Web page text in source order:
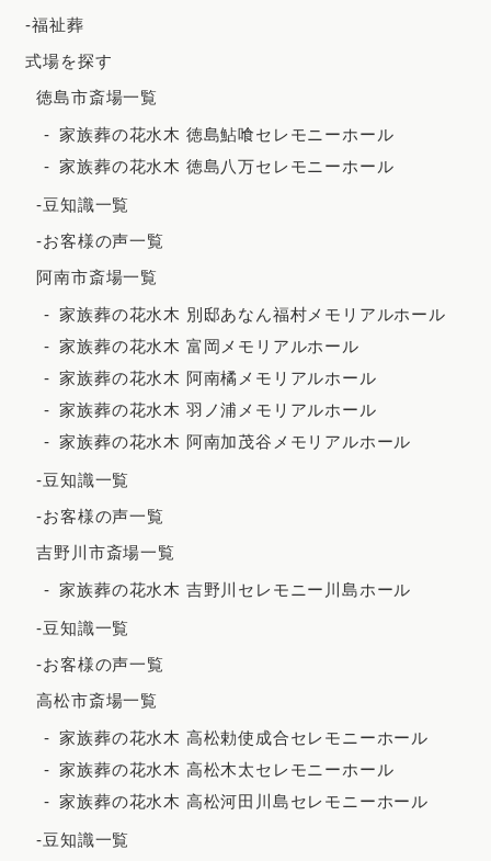
2023年11月
2023年10月
2023年9月
2023年8月
2023年7月
2023年6月
2023年3月
2023年2月
2023年1月
2022年12月
2022年5月
2022年4月
2022年3月
2022年2月
2021年12月
2021年11月
-福祉葬
式場を探す
徳島市斎場一覧
家族葬の花水木 徳島鮎喰セレモニーホール
家族葬の花水木 徳島八万セレモニーホール
-豆知識一覧
-お客様の声一覧
阿南市斎場一覧
家族葬の花水木 別邸あなん福村メモリアルホール
家族葬の花水木 富岡メモリアルホール
家族葬の花水木 阿南橘メモリアルホール
家族葬の花水木 羽ノ浦メモリアルホール
家族葬の花水木 阿南加茂谷メモリアルホール
-豆知識一覧
-お客様の声一覧
吉野川市斎場一覧
家族葬の花水木 吉野川セレモニー川島ホール
-豆知識一覧
-お客様の声一覧
高松市斎場一覧
家族葬の花水木 高松勅使成合セレモニーホール
家族葬の花水木 高松木太セレモニーホール
家族葬の花水木 高松河田川島セレモニーホール
-豆知識一覧